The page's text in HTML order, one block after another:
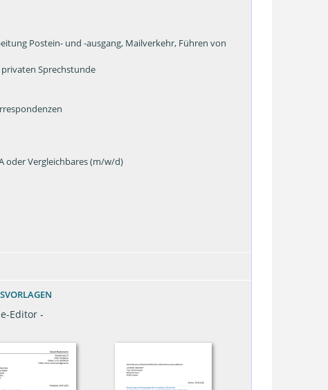
Postein- und -ausgang, Mailverkehr, Führen von
Sprechstunde
oder Vergleichbares (m/w/d)
Editor -